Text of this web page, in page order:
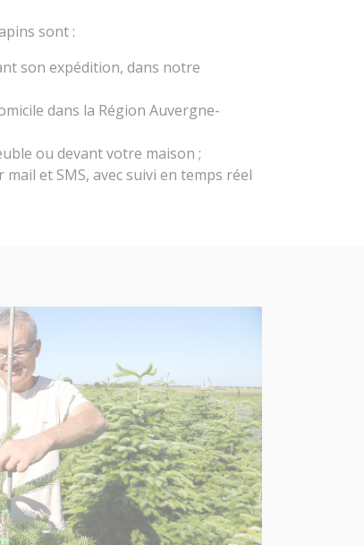
sont :
son expédition, dans notre
dans la Région Auvergne-
ou devant votre maison ;
et SMS, avec suivi en temps réel